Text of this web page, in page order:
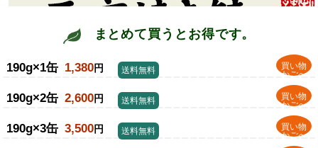
まとめて買うとお得です。
190g×1缶 1,380円
買い物
かごへ
送料無料
190g×2缶 2,600円
買い物
かごへ
送料無料
190g×3缶 3,500円
買い物
かごへ
送料無料